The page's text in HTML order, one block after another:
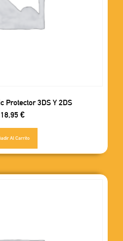
Protector 3DS Y 2DS
18,95 €
Al Carrito